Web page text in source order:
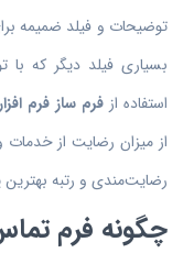
توضیحات و فیلد ضمیمه
بسیاری فیلد دیگر که با
استفاده از فرم ساز فرم افزار
از میزان رضایت از خدمات
رضایت‌مندی و رتبه بهترین
چگونه فرم